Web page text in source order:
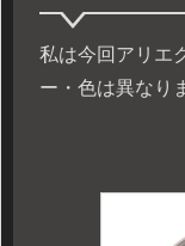
私は今回アリエ
ー・色は異なり